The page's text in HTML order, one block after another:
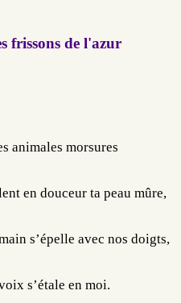
frissons de l'azur
animales morsures
en douceur ta peau mûre,
s’épelle avec nos doigts,
s’étale en moi.